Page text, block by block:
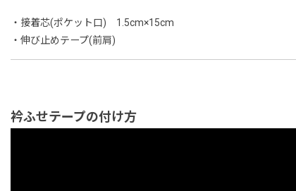
・接着芯(ポケット口) 1.5cm×15cm
・伸び止めテープ(前肩)
衿ふせテープの付け方